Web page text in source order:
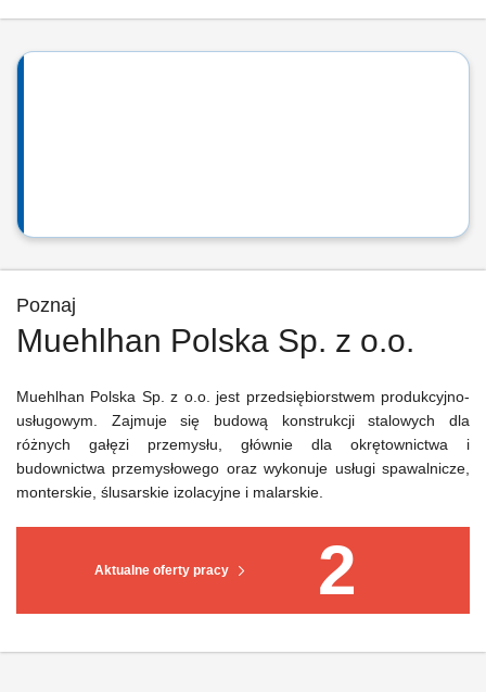
Poznaj
Muehlhan Polska Sp. z o.o.
Aktualne oferty pracy 2
Muehlhan Polska Sp. z o.o. jest przedsiębiorstwem produkcyjno-
usługowym. Zajmuje się budową konstrukcji stalowych dla
różnych gałęzi przemysłu, głównie dla okrętownictwa i
budownictwa przemysłowego oraz wykonuje usługi spawalnicze,
monterskie, ślusarskie izolacyjne i malarskie.